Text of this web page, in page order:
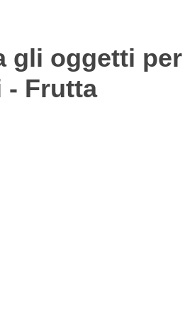
gli oggetti per
- Frutta